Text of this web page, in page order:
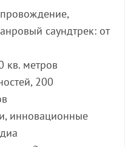
саундтрек: от
кв. метров
200
инновационные